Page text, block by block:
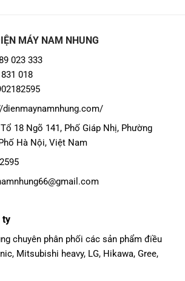
MÁY NAM NHUNG
023 333
018
dienmaynamnhung.com/
18 Ngõ 141, Phố Giáp Nhị, Phường
Hà Nội, Việt Nam
ty
chuyên phân phối các sản phẩm điều
Mitsubishi heavy, LG, Hikawa, Gree,